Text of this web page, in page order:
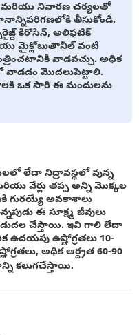
మరియు నివారణ చర్యలతో
తీసుకోండి.
కిరోసిన్, అలిఫటిక్
మైక్లోబుతానీల్ వంటి
వాడవచ్చు. అధిక
వాడడం మొదలుపెట్టాలి.
ఒక సారి ఈ మందులను
లేదా నిద్రావస్థలో వున్న
వేర్లు తప్ప అన్ని మొక్కల
గురయ్యే అవకాశాలు
ఈ సూక్ష్మ జీవులు
చేస్తాయి. ఇవి గాలి లేదా
ఉదయపు ఉష్ణోగ్రతలు 10-
అధిక ఆర్ద్రత 60-90
కలుగచేస్తాయి.